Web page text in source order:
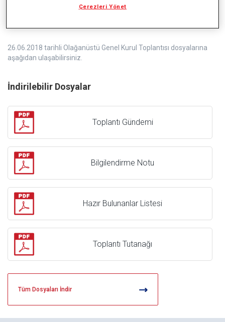
26.06.2018 tarihli Olağanüstü Genel Kurul Toplantısı dosyalarına
aşağıdan ulaşabilirsiniz.
İndirilebilir Dosyalar
Toplantı Gündemi
Bilgilendirme Notu
Hazır Bulunanlar Listesi
Toplantı Tutanağı
Tüm Dosyaları İndir
Çerezleri Yönet